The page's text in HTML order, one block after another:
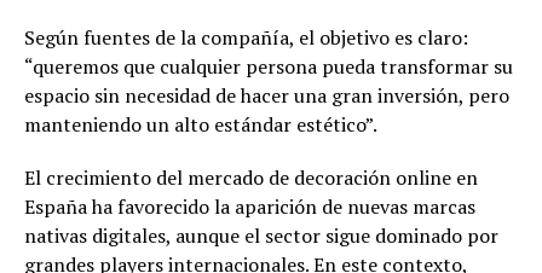
Según fuentes de la compañía, el objetivo es claro:
“queremos que cualquier persona pueda transformar su
espacio sin necesidad de hacer una gran inversión, pero
manteniendo un alto estándar estético”.
El crecimiento del mercado de decoración online en
España ha favorecido la aparición de nuevas marcas
nativas digitales, aunque el sector sigue dominado por
grandes players internacionales. En este contexto,